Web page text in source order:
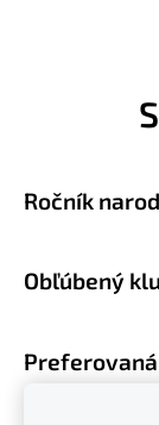
Ročník
Obľúbený
P